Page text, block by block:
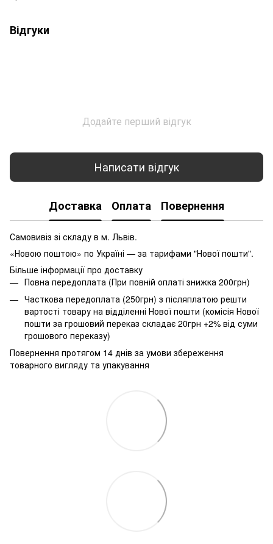
Відгуки
Додайте перший відгук
Написати відгук
Доставка Оплата Повернення
Самовивіз зі складу в м. Львів.
«Новою поштою» по Україні — за тарифами "Нової пошти".
Більше інформації про доставку
Повна передоплата (При повній оплаті знижка 200грн)
Часткова передоплата (250грн) з післяплатою решти
вартості товару на відділенні Нової пошти (комісія Нової
пошти за грошовий переказ складає 20грн +2% від суми
грошового переказу)
Повернення протягом 14 днів за умови збереження
товарного вигляду та упакування